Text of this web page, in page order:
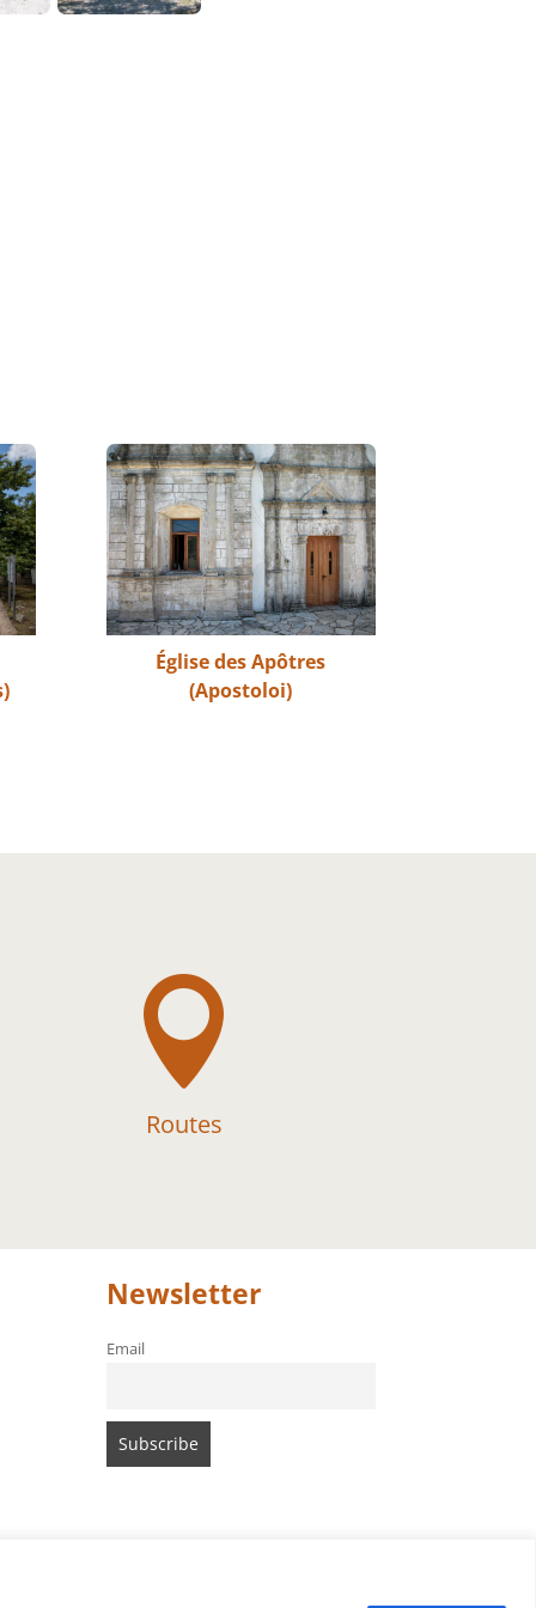
Église des Apôtres
(Apostoloi)

Routes
Newsletter
Email